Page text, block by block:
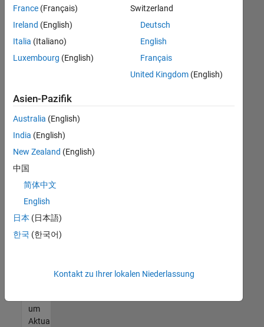
fassen
oder
alle
Stellenangebote
anzeigen .
noch
keine
offenen
Stellen
können,
die
Ihren
entsprechen,
werden
unseres
um
Aktualisierungen
France (Français)
Ireland (English)
Italia (Italiano)
Luxembourg (English)
Switzerland
Deutsch
English
Français
United Kingdom(English)
Asien-Pazifik
Australia (English)
India (English)
New Zealand (English)
中国
简体中文
English
日本 (日本語)
한국 (한국어)
Kontakt zu Ihrer lokalen Niederlassung